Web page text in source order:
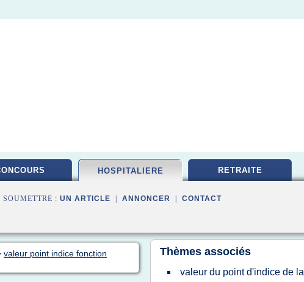
HOSPITALIERE RETRAITE
: UN ARTICLE ANNONCER CONTACT
valeur point indice fonction
Thèmes associés
valeur du point d'indice de la